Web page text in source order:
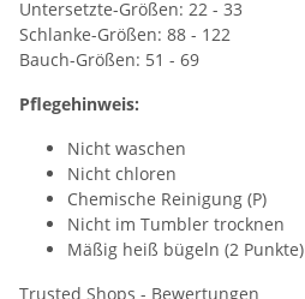
Untersetzte-Größen: 22 - 33
Schlanke-Größen: 88 - 122
Bauch-Größen: 51 - 69
Pflegehinweis:
Nicht waschen
Nicht chloren
Chemische Reinigung (P)
Nicht im Tumbler trocknen
Mäßig heiß bügeln (2 Punkte)
Trusted Shops - Bewertungen